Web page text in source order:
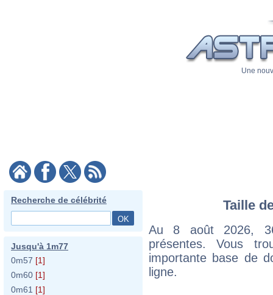
Une
Recherche de célébrité
Jusqu'à 1m77
0m57 [1]
0m60 [1]
0m61 [1]
Taille
Au 8 août 2026,
présentes. Vous
importante base de
ligne.